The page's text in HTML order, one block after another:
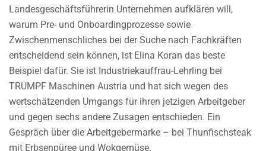
Landesgeschäftsführerin Unternehmen aufklären will,
warum Pre- und Onboardingprozesse sowie
Zwischenmenschliches bei der Suche nach Fachkräften
entscheidend sein können, ist Elina Koran das beste
Beispiel dafür. Sie ist Industriekauffrau-Lehrling bei
TRUMPF Maschinen Austria und hat sich wegen des
wertschätzenden Umgangs für ihren jetzigen Arbeitgeber
und gegen sechs andere Zusagen entschieden. Ein
Gespräch über die Arbeitgebermarke – bei Thunfischsteak
mit Erbsenpüree und Wokgemüse.